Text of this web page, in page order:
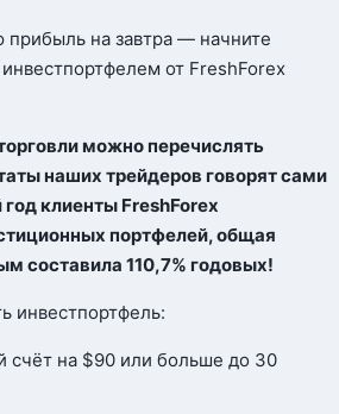
прибыль на завтра — начните
от FreshForex
можно перечислять
наших трейдеров говорят сами
клиенты FreshForex
портфелей, общая
составила 110,7% годовых!
инвестпортфель:
счёт на $90 или больше до 30